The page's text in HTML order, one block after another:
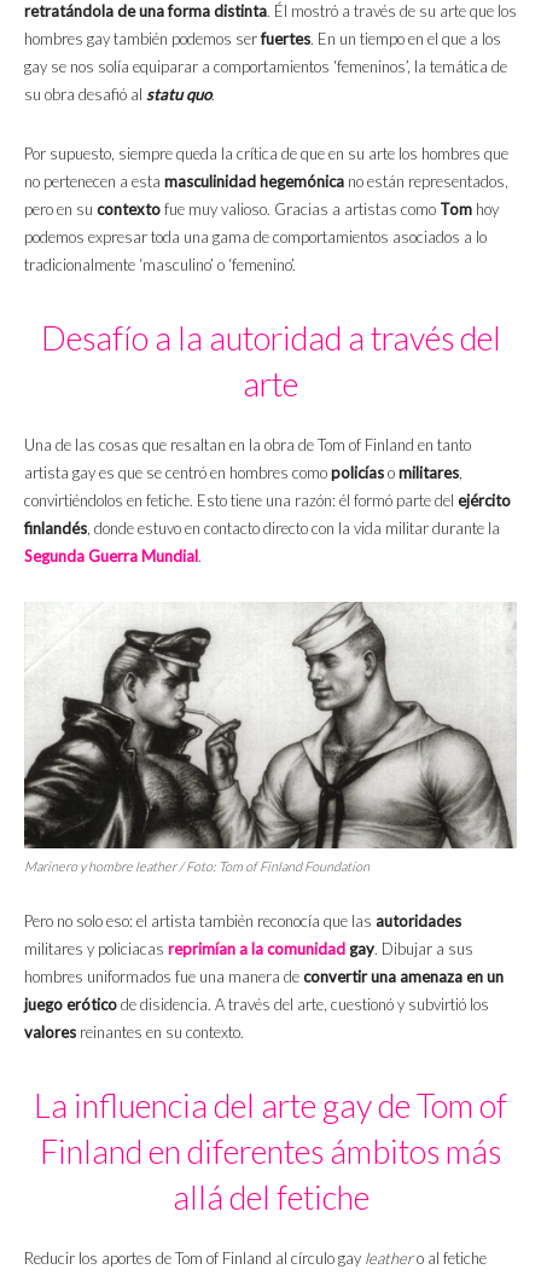
retratándola de una forma distinta. Él mostró a través de su arte que los
hombres gay también podemos serfuertes. En un tiempo en el que a los
gay se nos solía equiparar a comportamientos ‘femeninos’, la temática de
su obra desafió al statu quo.
Por supuesto, siempre queda la crítica de que en su arte los hombres que
no pertenecen a esta masculinidad hegemónica no están representados,
pero en su contextofue muy valioso. Gracias a artistas como Tom hoy
podemos expresar toda una gama de comportamientos asociados a lo
tradicionalmente ‘masculino’ o ‘femenino’.
Desafío a la autoridad a través del
arte
Una de las cosas que resaltan en la obra de Tom of Finland en tanto
artista gay es que se centró en hombres comopolicíasomilitares
convirtiéndolos en fetiche. Esto tiene una razón: él formó parte del ejército
finlandés , donde estuvo en contacto directo con la vida militar durante la
Segunda Guerra Mundial.
Marinero y hombre leather/ Foto: Tom of Finland Foundation
Pero no solo eso: el artista también reconocía que las autoridades
militares y policiacas reprimían a la comunidadgay. Dibujar a sus
hombres uniformados fue una manera deconvertir una amenaza en un
juego eróticode disidencia. A través del arte, cuestionó y subvirtió los
valores reinantes en su contexto.
La influencia del arte gay de Tom of
Finland en diferentes ámbitos más
allá del fetiche
Reducir los aportes de Tom of Finland al círculo gay leathero al fetiche